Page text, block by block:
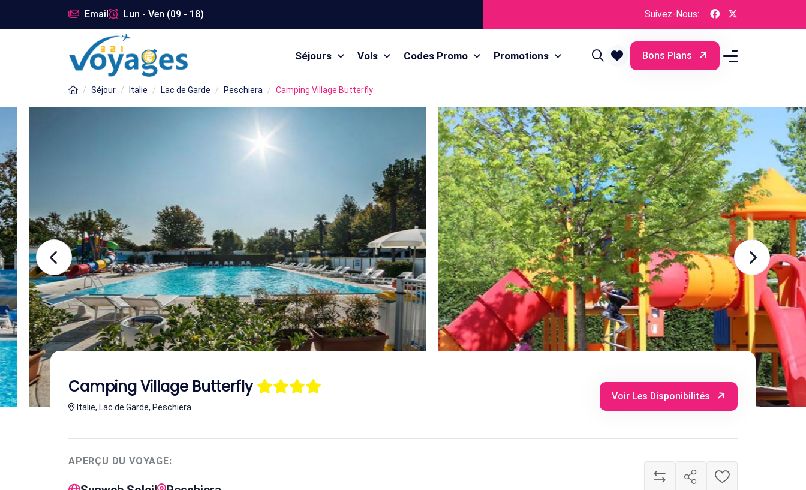
Email Lun - Ven (09 - 18) Suivez-Nous:
Séjours Vols Codes Promo Promotions Bons Plans
Séjour Italie Lac de Garde Peschiera Camping Village Butterfly
Camping Village Butterfly
Italie, Lac de Garde, Peschiera
Voir Les Disponibilités
APERÇU DU VOYAGE: